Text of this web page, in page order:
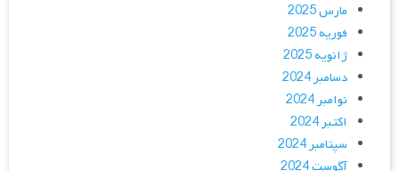
مارس 2025
فوریه 2025
ژانویه 2025
دسامبر 2024
نوامبر 2024
اکتبر 2024
سپتامبر 2024